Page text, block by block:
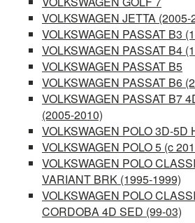
VOLKSWAGEN JETTA (2005-
VOLKSWAGEN PASSAT B3
VOLKSWAGEN PASSAT B4
VOLKSWAGEN PASSAT B5
VOLKSWAGEN PASSAT B6
VOLKSWAGEN PASSAT B7
(2005-2010)
VOLKSWAGEN POLO 3D-5D
VOLKSWAGEN POLO 5 (c
VOLKSWAGEN POLO
VARIANT BRK (1995-1999)
VOLKSWAGEN POLO
CORDOBA 4D SED (99-03)